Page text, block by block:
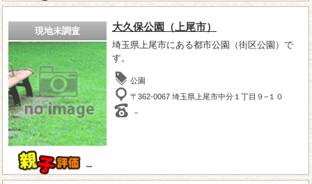
現地未調査
－
大久保公園（上尾市）
埼玉県上尾市にある都市公園（街区公園）で
す。
公園
〒362-0067 埼玉県上尾市中分１丁目９−１０
－